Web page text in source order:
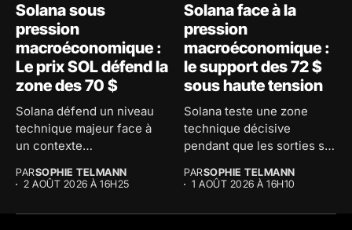
Solana sous
pression
macroéconomique :
Le prix SOL défend la
zone des 70 $
Solana défend un niveau
technique majeur face à
un contexte
tendu....
PARSOPHIE TELMANN
2 AOÛT 2026 À 16H25
Solana face à la
pression
macroéconomique :
le support des 72 $
sous haute tension
Solana teste une zone
technique décisive
pendant que les sorties sur
PARSOPHIE TELMANN
1 AOÛT 2026 À 16H10